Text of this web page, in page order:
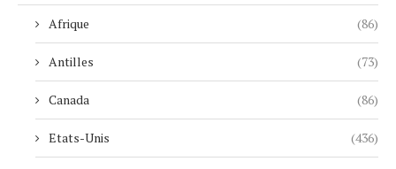
Afrique (86)
Antilles (73)
Canada (86)
Etats-Unis (436)